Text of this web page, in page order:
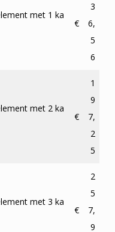
met 1 ka
€
3
6,
5
6
met 2 ka
€
1
9
7,
2
5
met 3 ka
€
2
5
7,
9